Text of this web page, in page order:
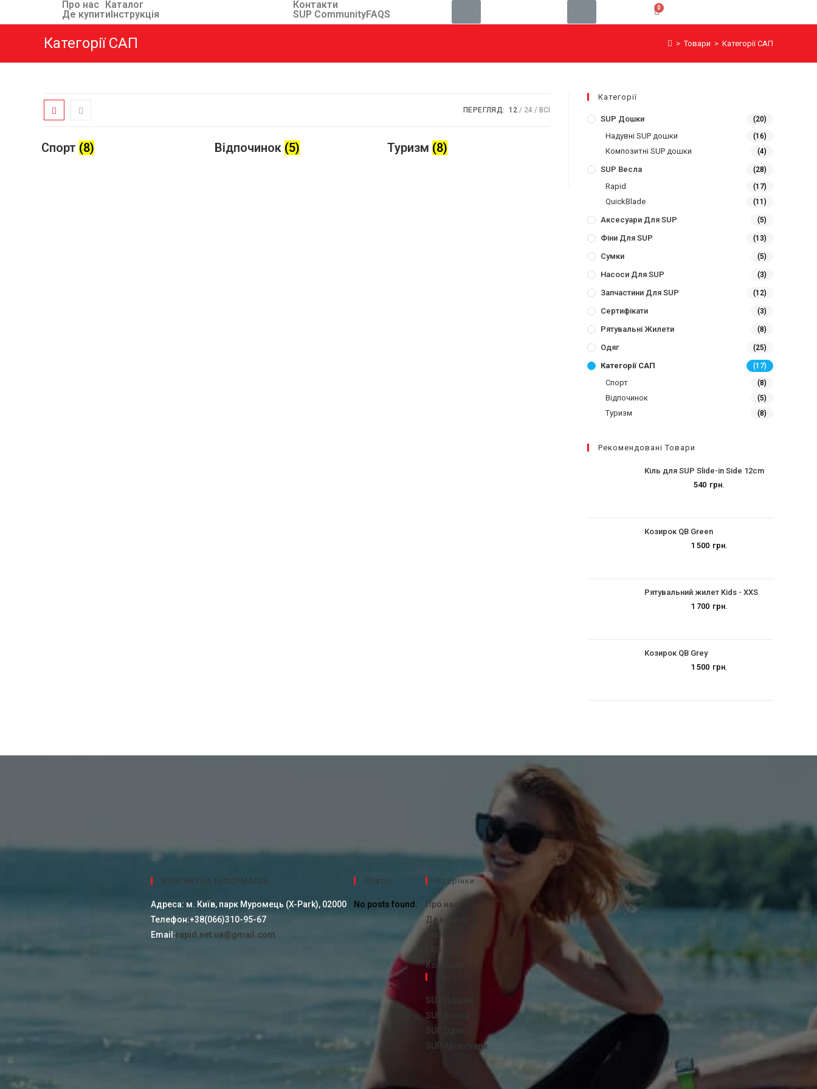
Про нас Каталог
Де купитиІнструкція
Контакти
SUP CommunityFAQS
Категорії САП > Товари > Категорії САП
ПЕРЕГЛЯД: 12 24 ВСІ
Спорт (8) Відпочинок (5) Туризм (8)
Категорії
SUP Дошки (20)
Надувні SUP дошки (16)
Композитні SUP дошки (4)
SUP Весла (28)
Rapid (17)
QuickBlade (11)
Аксесуари Для SUP (5)
Фіни Для SUP (13)
Сумки (5)
Насоси Для SUP (3)
Запчастини Для SUP (12)
Сертифікати (3)
Рятувальні Жилети (8)
Одяг (25)
Категорії САП (17)
Спорт (8)
Відпочинок (5)
Туризм (8)
Рекомендовані Товари
Кіль для SUP Slide-in Side 12cm
грн.
540
Козирок QB Green
грн.
1 500
Рятувальний жилет Kids - XXS
грн.
1 700
Козирок QB Grey
грн.
1 500
КОНТАКТНА ІНФОРМАЦІЯ
Адреса: м. Київ, парк Муромець (X-Park), 02000
Телефон:+38(066)310-95-67
Email:rapid.net.ua@gmail.com
Cтатті
No posts found.
Сторінки
Про нас
Де купити
FAQ
Контакти
SUP Дошки
SUP Весла
SUP Одяг
SUP Аксесуари